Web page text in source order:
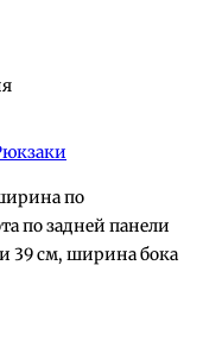
по
по задней панели
39 см, ширина бока